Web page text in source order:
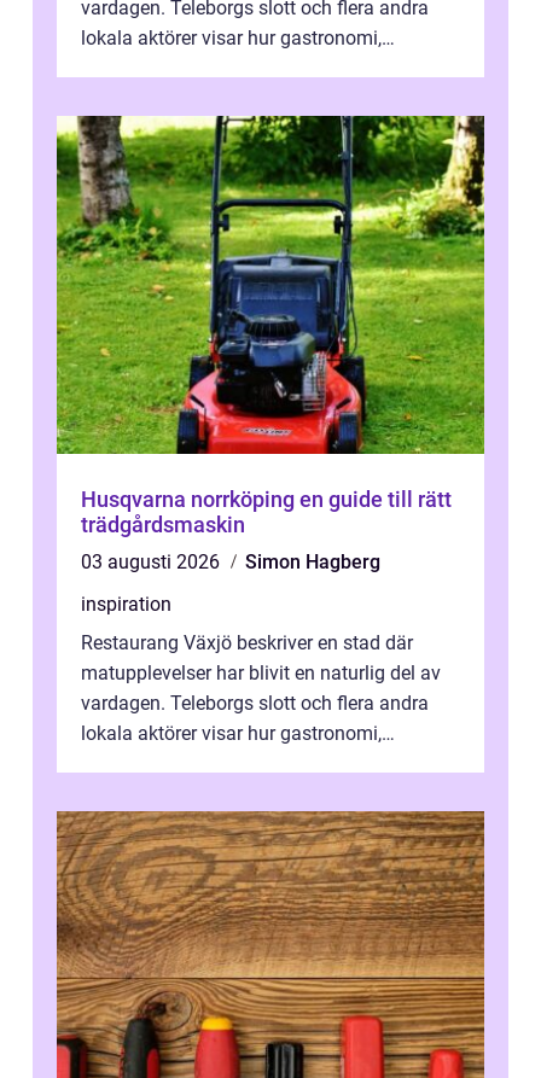
vardagen. Teleborgs slott och flera andra
lokala aktörer visar hur gastronomi,
Husqvarna norrköping en guide till rätt
trädgårdsmaskin
03 augusti 2026
Simon Hagberg
inspiration
Restaurang Växjö beskriver en stad där
matupplevelser har blivit en naturlig del av
vardagen. Teleborgs slott och flera andra
lokala aktörer visar hur gastronomi,